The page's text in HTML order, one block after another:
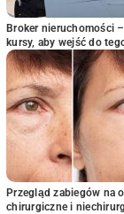
Broker nieruchomości
kursy, aby wejść do
Przegląd zabiegów na
chirurgiczne i